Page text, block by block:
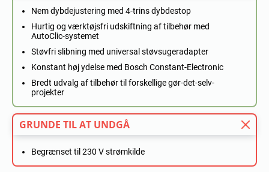
Nem dybdejustering med 4-trins dybdestop
Hurtig og værktøjsfri udskiftning af tilbehør med
AutoClic-systemet
Støvfri slibning med universal støvsugeradapter
Konstant høj ydelse med Bosch Constant-Electronic
Bredt udvalg af tilbehør til forskellige gør-det-selv-
projekter
GRUNDE TIL AT UNDGÅ
Begrænset til 230 V strømkilde